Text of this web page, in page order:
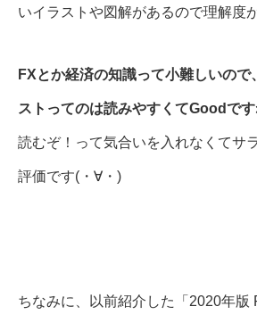
いイラストや図解があるので理解度
FXとか経済の知識って小難しいので
ストってのは読みやすくてGoodです
読むぞ！って気合いを入れなくてサ
評価です(・∀・)
ちなみに、以前紹介した「2020年版